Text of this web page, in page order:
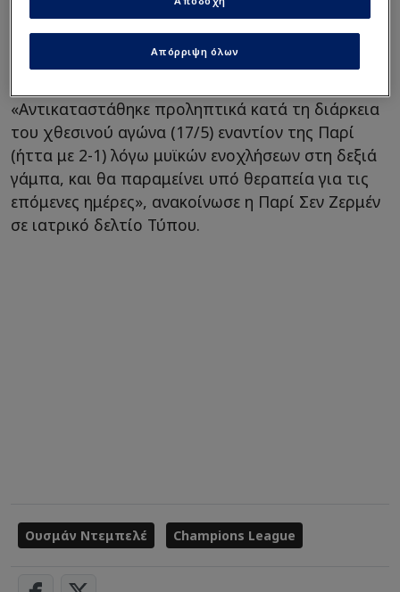
Ο Ντεμπελέ θα συνεχίσει να «υποβάλλεται σε
θεραπεία» αυτή την εβδομάδα, ανακοίνωσε (18/5)
η ομάδα της γαλλικής πρωτεύουσας.
«Αντικαταστάθηκε προληπτικά κατά τη διάρκεια
του χθεσινού αγώνα (17/5) εναντίον της Παρί
(ήττα με 2-1) λόγω μυϊκών ενοχλήσεων στη δεξιά
γάμπα, και θα παραμείνει υπό θεραπεία για τις
επόμενες ημέρες», ανακοίνωσε η Παρί Σεν Ζερμέν
σε ιατρικό δελτίο Τύπου.
Ουσμάν Ντεμπελέ Champions League
Απόρριψη όλων